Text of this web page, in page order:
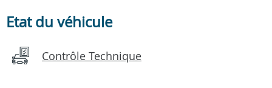
Etat du véhicule
Contrôle Technique